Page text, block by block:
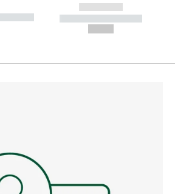
--------
------------
----------- -----------